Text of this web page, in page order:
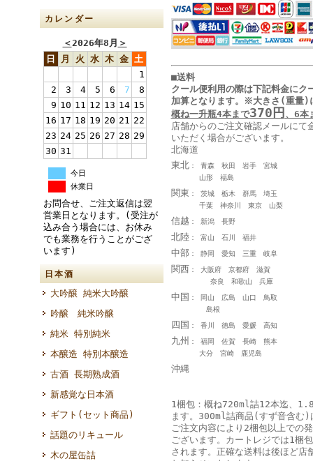
カレンダー
＜2026年8月 ＞
日
月 火 水 木 金 土
1
2
3 4 5 6 7
8
9 10 11 12 13 14 15
16 17 18 19 20 21 22
23 24 25 26 27 28 29
30 31
今日
休業日
お問合せ、ご注文返信は翌
営業日となります。(受注が
込み合う場合には、お休み
でも業務を行うことがござ
います)
日本酒
大吟醸 純米大吟醸
吟醸 純米吟醸
純米 特別純米
本醸造 特別本醸造
古酒 長期熟成酒
新感覚な日本酒
ギフト(セット商品)
話題のリキュール
木の屋缶詰
■送料
クール便利用の際は下記料金にク
加算となります。
※大きさ(重量)
概ね一升瓶4本まで370円、6本
店舗からのご注文確認メールにて
いただく場合がございます。
北海道
東北： 青森 秋田 岩手 宮城
山形 福島
関東 ： 茨城 栃木 群馬 埼玉
千葉 神奈川 東京 山梨
信越 ： 新潟 長野
北陸： 富山 石川 福井
中部： 静岡 愛知 三重 岐阜
関西 ： 大阪府 京都府 滋賀
奈良 和歌山 兵庫
中国 ： 岡山 広島 山口 鳥取
島根
四国 ： 香川 徳島 愛媛 高知
九州 ： 福岡 佐賀 長崎 熊本
大分 宮崎 鹿児島
沖縄
1梱包：概ね720ml詰12本迄、
ます。300ml詰商品(すず音含む)
ご注文内容により2梱包以上での
ございます。カートレジでは1梱
されます。正確な送料は後ほど店